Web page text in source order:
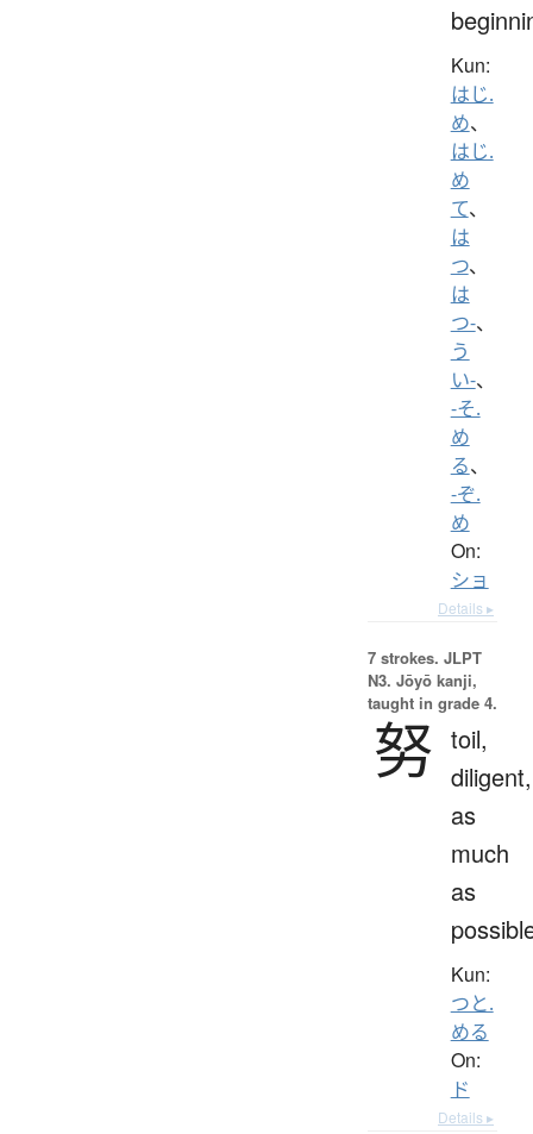
Kun:
はじ.
め、
はじ.
め
て、
は
つ、
は
つ-、
う
い-、
-そ.
め
る、
-ぞ.
め
On:
ショ
Details ▸
7 strokes. JLPT
N3. Jōyō kanji,
taught in grade 4.
努 toil,
diligent,
as
much
as
Kun:
つと.
める
On:
ド
Details ▸